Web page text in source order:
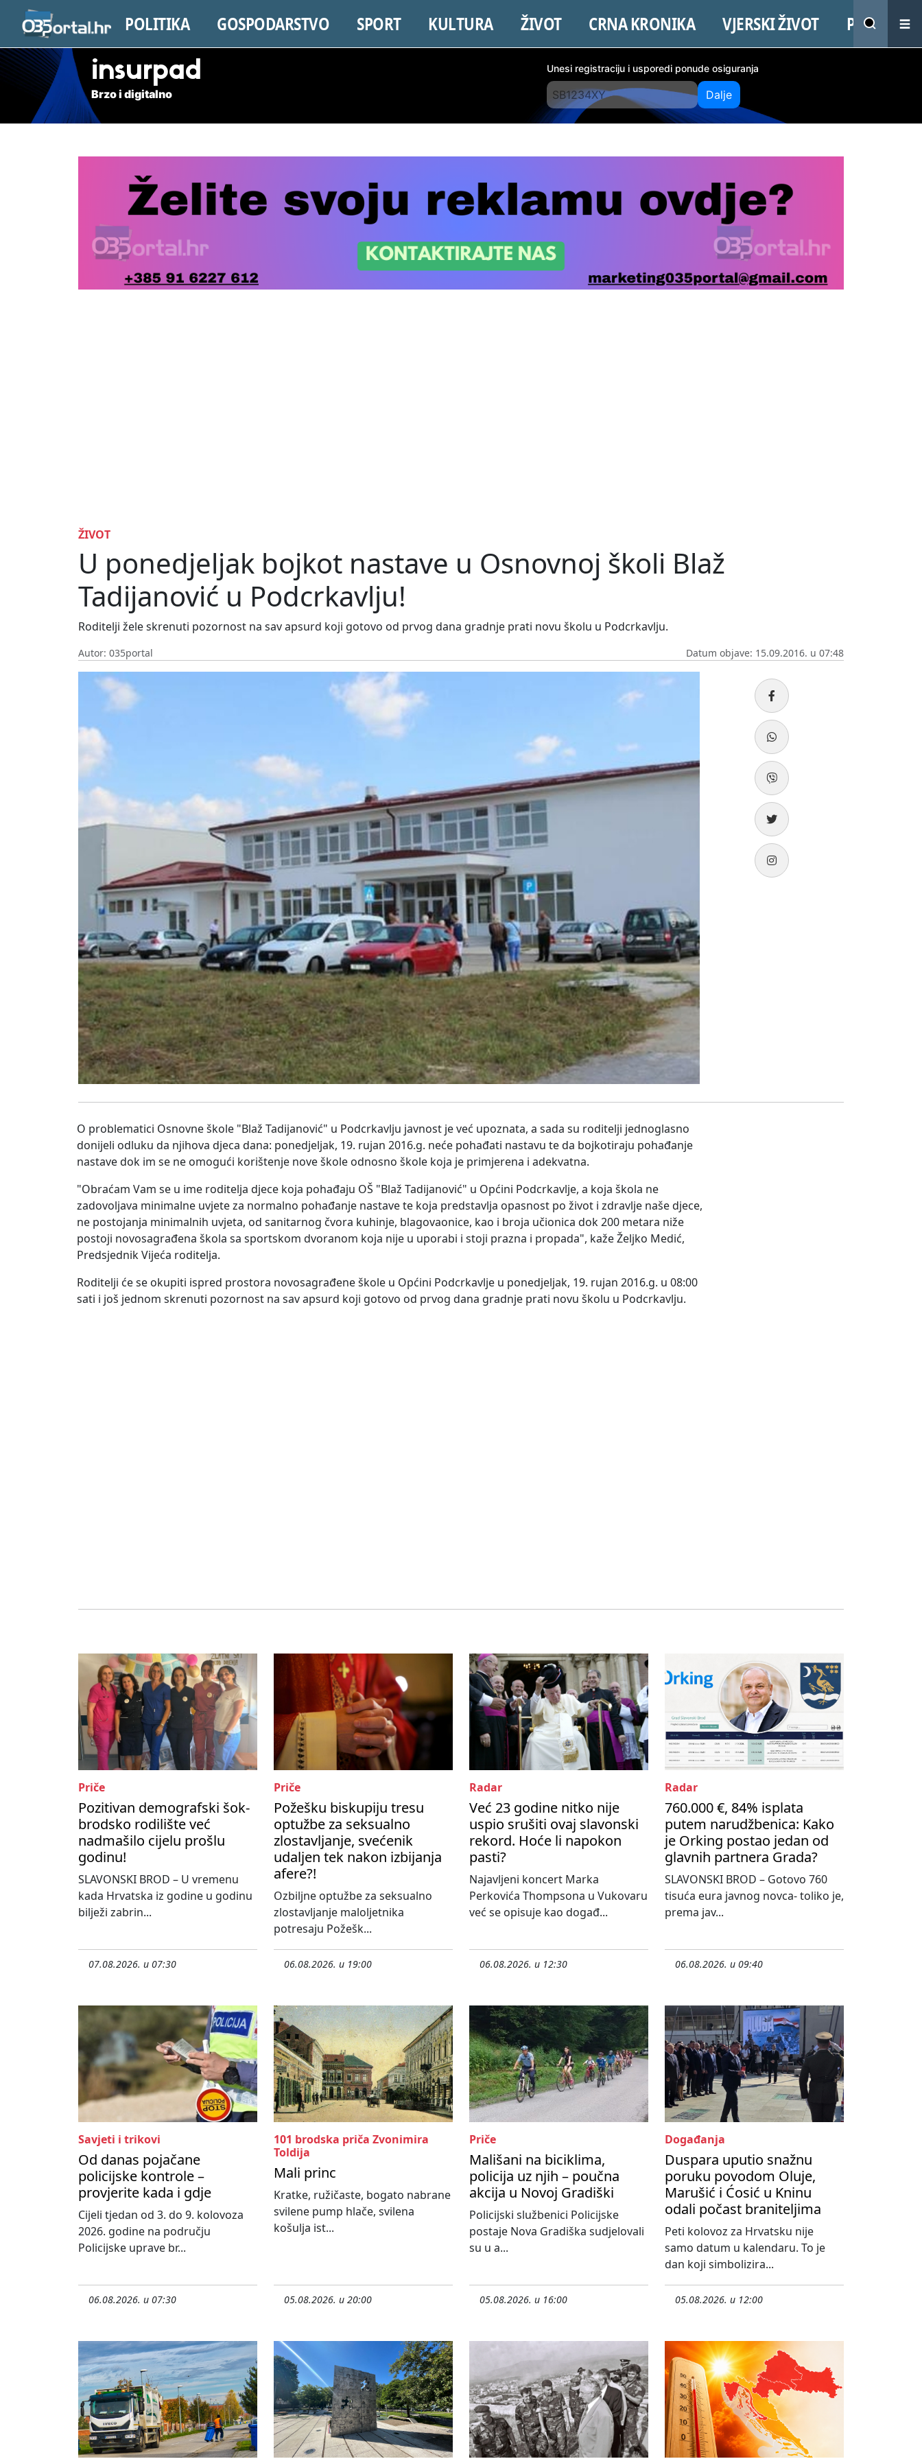
POLITIKA GOSPODARSTVO SPORT KULTURA ŽIVOT CRNA KRONIKA VJERSKI ŽIVOT PROMO
insurpad
Brzo i digitalno
Unesi registraciju i usporedi ponude osiguranja
Dalje
ŽIVOT
U ponedjeljak bojkot nastave u Osnovnoj školi Blaž
Tadijanović u Podcrkavlju!
Roditelji žele skrenuti pozornost na sav apsurd koji gotovo od prvog dana gradnje prati novu školu u Podcrkavlju.
Autor: 035portal Datum objave: 15.09.2016. u 07:48
O problematici Osnovne škole "Blaž Tadijanović" u Podcrkavlju javnost je već upoznata, a sada su roditelji jednoglasno
donijeli odluku da njihova djeca dana: ponedjeljak, 19. rujan 2016.g. neće pohađati nastavu te da bojkotiraju pohađanje
nastave dok im se ne omogući korištenje nove škole odnosno škole koja je primjerena i adekvatna.
"Obraćam Vam se u ime roditelja djece koja pohađaju OŠ "Blaž Tadijanović" u Općini Podcrkavlje, a koja škola ne
zadovoljava minimalne uvjete za normalno pohađanje nastave te koja predstavlja opasnost po život i zdravlje naše djece,
ne postojanja minimalnih uvjeta, od sanitarnog čvora kuhinje, blagovaonice, kao i broja učionica dok 200 metara niže
postoji novosagrađena škola sa sportskom dvoranom koja nije u uporabi i stoji prazna i propada", kaže Željko Medić,
Predsjednik Vijeća roditelja.
Roditelji će se okupiti ispred prostora novosagrađene škole u Općini Podcrkavlje u ponedjeljak, 19. rujan 2016.g. u 08:00
sati i još jednom skrenuti pozornost na sav apsurd koji gotovo od prvog dana gradnje prati novu školu u Podcrkavlju.
Priče
Pozitivan demografski šok-
brodsko rodilište već
nadmašilo cijelu prošlu
godinu!
SLAVONSKI BROD – U vremenu
kada Hrvatska iz godine u godinu
bilježi zabrin...
07.08.2026. u 07:30
Priče
Požešku biskupiju tresu
optužbe za seksualno
zlostavljanje, svećenik
udaljen tek nakon izbijanja
afere?!
Ozbiljne optužbe za seksualno
zlostavljanje maloljetnika
potresaju Požešk...
06.08.2026. u 19:00
Radar
Već 23 godine nitko nije
uspio srušiti ovaj slavonski
rekord. Hoće li napokon
pasti?
Najavljeni koncert Marka
Perkovića Thompsona u Vukovaru
već se opisuje kao događ...
06.08.2026. u 12:30
Radar
760.000 €, 84% isplata
putem narudžbenica: Kako
je Orking postao jedan od
glavnih partnera Grada?
SLAVONSKI BROD – Gotovo 760
tisuća eura javnog novca- toliko je,
prema jav...
06.08.2026. u 09:40
Savjeti i trikovi
Od danas pojačane
policijske kontrole –
provjerite kada i gdje
Cijeli tjedan od 3. do 9. kolovoza
2026. godine na području
Policijske uprave br...
06.08.2026. u 07:30
101 brodska priča Zvonimira
Toldija
Mali princ
Kratke, ružičaste, bogato nabrane
svilene pump hlače, svilena
košulja ist...
05.08.2026. u 20:00
Priče
Mališani na biciklima,
policija uz njih – poučna
akcija u Novoj Gradiški
Policijski službenici Policijske
postaje Nova Gradiška sudjelovali
su u a...
05.08.2026. u 16:00
Događanja
Duspara uputio snažnu
poruku povodom Oluje,
Marušić i Ćosić u Kninu
odali počast braniteljima
Peti kolovoz za Hrvatsku nije
samo datum u kalendaru. To je
dan koji simbolizira...
05.08.2026. u 12:00